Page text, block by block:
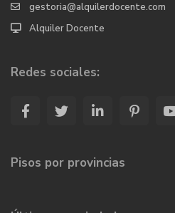
gestoria@alquilerdocente.com
Alquiler Docente
Redes sociales:
Pisos por provincias